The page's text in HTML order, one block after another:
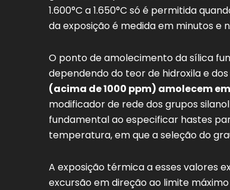
1.600°C a 1.650°C só é permitida
da exposição é medida em minutos e
O ponto de amolecimento da sílica
dependendo do teor de hidroxila e
(acima de 1000 ppm) amolecem
modificador de rede dos grupos
fundamental ao especificar hastes
temperatura, em que a seleção do
A exposição térmica a esses valores
excursão em direção ao limite